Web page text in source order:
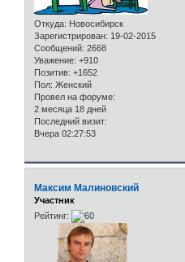
Откуда: Новосибирск
Зарегистрирован: 19-02-2015
Сообщений: 2668
Уважение: +910
Позитив: +1652
Пол: Женский
Провел на форуме:
2 месяца 18 дней
Последний визит:
Вчера 02:27:53
Максим Малиновский
Участник
Рейтинг: